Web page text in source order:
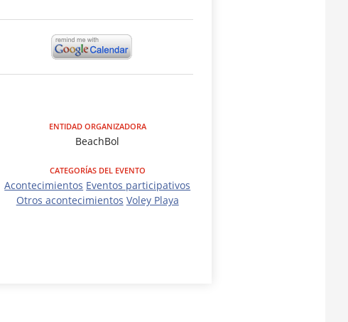
ENTIDAD ORGANIZADORA
BeachBol
CATEGORÍAS DEL EVENTO
Acontecimientos Eventos participativos
Otros acontecimientos Voley Playa